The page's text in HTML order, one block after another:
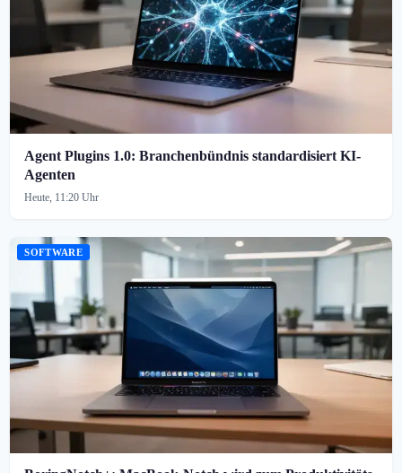
Agent Plugins 1.0: Branchenbündnis standardisiert KI-
Agenten
Heute, 11:20 Uhr
SOFTWARE